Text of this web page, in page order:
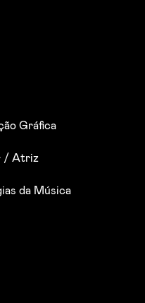
Gráfica
/ Atriz
da Música